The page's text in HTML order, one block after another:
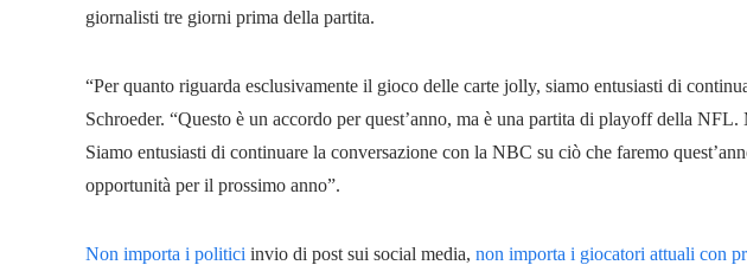
giornalisti tre giorni prima della partita.
“Per quanto riguarda esclusivamente il gioco delle carte jolly, siamo entusiasti di
Schroeder. “Questo è un accordo per quest’anno, ma è una partita di playoff della
Siamo entusiasti di continuare la conversazione con la NBC su ciò che faremo
opportunità per il prossimo anno”.
Non importa i politici invio di post sui social media, non importa i giocatori attuali con